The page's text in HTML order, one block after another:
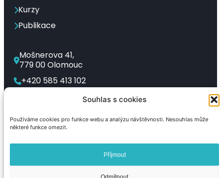
Souhlas s cookies
Používáme cookies pro funkce webu a analýzu návštěvnosti. Nesouhlas může
některé funkce omezit.
Příjmout
Kurzy
Publikace
Mošnerova 41,
779 00 Olomouc
+420 585 413 102
rl-corpus@rl-corpus.cz
Українська